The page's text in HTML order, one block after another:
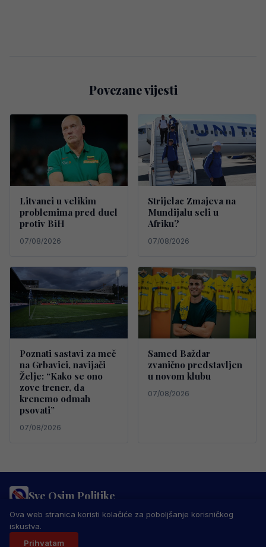
Povezane vijesti
Litvanci u velikim
problemima pred duel
protiv BiH
07/08/2026
Strijelac Zmajeva na
Mundijalu seli u
Afriku?
07/08/2026
Poznati sastavi za meč
na Grbavici, navijači
Želje: “Kako se ono
zove trener, da
krenemo odmah
psovati”
07/08/2026
Samed Baždar
zvanično predstavljen
u novom klubu
07/08/2026
Sve Osim Politike
PRAVILA PRIVATNOSTIMARKETING USLOVI KORIŠTENJA
IMPRESSUM
© 2026 Sve Osim Politike. Sva prava zadržana.
Ova web stranica koristi kolačiće za poboljšanje korisničkog
iskustva.
Prihvatam